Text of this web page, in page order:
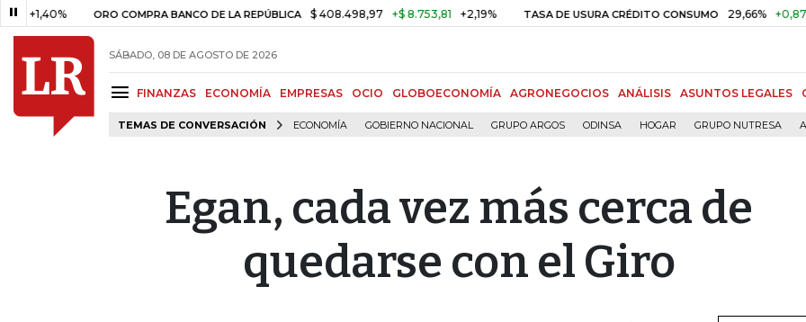
ORO COMPRA BANCO DE LA REPÚBLICA $ 408.498,97 +$ 8.753,81 +2,19% TASA DE USURA CRÉDITO CONSUMO 29,66% +0,87% +3,02%
SÁBADO, 08 DE AGOSTO DE 2026
FINANZAS ECONOMÍA EMPRESAS OCIO GLOBOECONOMÍA AGRONEGOCIOS ANÁLISIS ASUNTOS LEGALES
TEMAS DE CONVERSACIÓN ECONOMÍA GOBIERNO NACIONAL GRUPO ARGOS ODINSA HOGAR GRUPO NUTRESA
Egan, cada vez más cerca de
quedarse con el Giro